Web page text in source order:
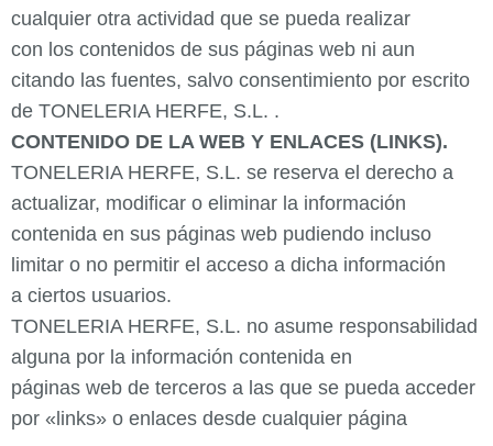
cualquier otra actividad que se pueda realizar
con los contenidos de sus páginas web ni aun
citando las fuentes, salvo consentimiento por escrito
de TONELERIA HERFE, S.L. .
CONTENIDO DE LA WEB Y ENLACES (LINKS).
TONELERIA HERFE, S.L. se reserva el derecho a
actualizar, modificar o eliminar la información
contenida en sus páginas web pudiendo incluso
limitar o no permitir el acceso a dicha información
a ciertos usuarios.
TONELERIA HERFE, S.L. no asume responsabilidad
alguna por la información contenida en
páginas web de terceros a las que se pueda acceder
por «links» o enlaces desde cualquier página